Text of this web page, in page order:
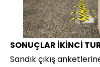
SONUÇLAR İKİNCİ
Sandık çıkış